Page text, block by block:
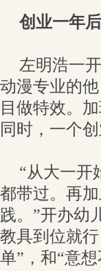
创业一年
左明浩一
动漫专业的
目做特效。
同时，一个
“从大一开
都带过。再
践。”开办幼
教具到位就
单”，和“意想